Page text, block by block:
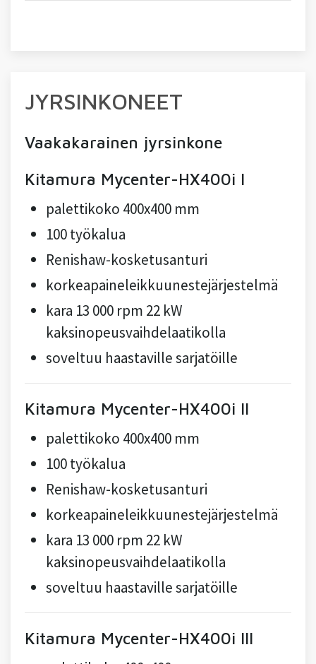
JYRSINKONEET
Vaakakarainen jyrsinkone
Kitamura Mycenter-HX400i I
palettikoko 400x400 mm
100 työkalua
Renishaw-kosketusanturi
korkeapaineleikkuunestejärjestelmä
kara 13 000 rpm 22 kW
kaksinopeusvaihdelaatikolla
soveltuu haastaville sarjatöille
Kitamura Mycenter-HX400i II
palettikoko 400x400 mm
100 työkalua
Renishaw-kosketusanturi
korkeapaineleikkuunestejärjestelmä
kara 13 000 rpm 22 kW
kaksinopeusvaihdelaatikolla
soveltuu haastaville sarjatöille
Kitamura Mycenter-HX400i III